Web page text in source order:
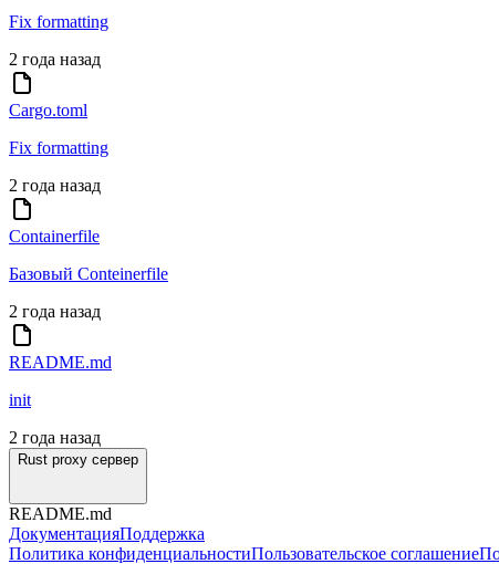
Fix formatting
2 года назад
Cargo.toml
Fix formatting
2 года назад
Containerfile
Базовый Conteinerfile
2 года назад
README.md
init
2 года назад
Rust proxy сервер
README.md
ДокументацияПоддержка
Политика конфиденциальностиПользовательское соглашение